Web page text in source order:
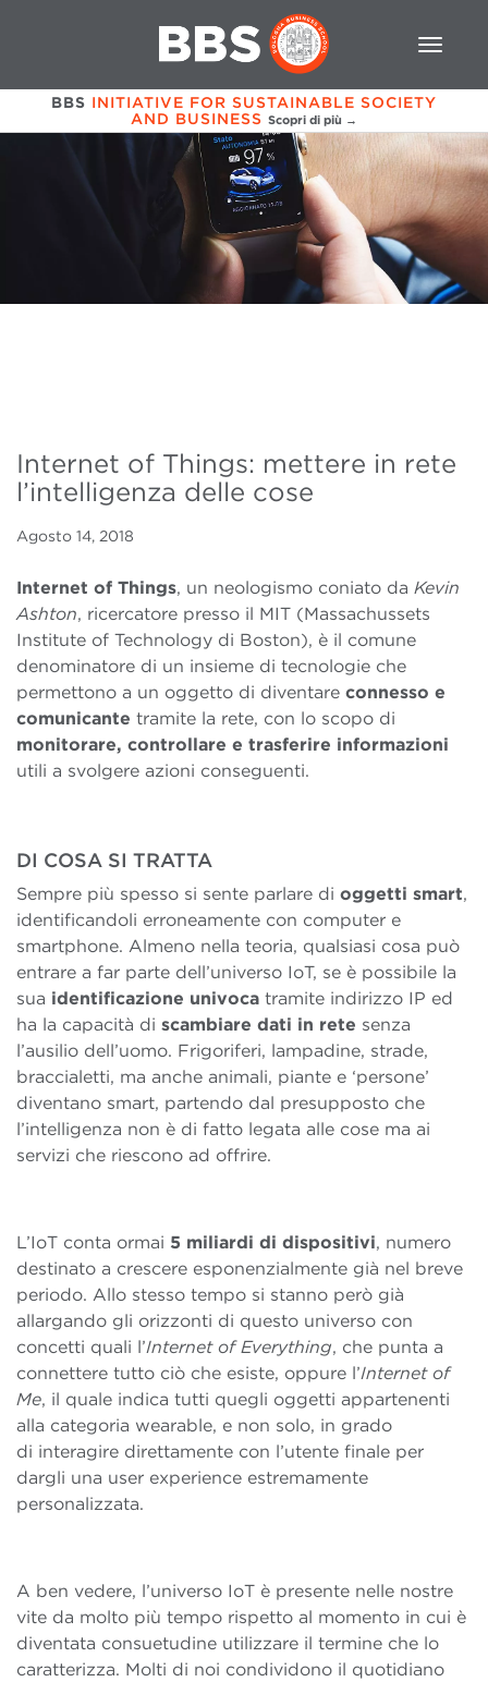
BBS INITIATIVE FOR SUSTAINABLE SOCIETY
AND BUSINESS Scopri di più →
Internet of Things: mettere in rete
l’intelligenza delle cose
Agosto 14, 2018
Internet of Things, un neologismo coniato da Kevin
Ashton, ricercatore presso il MIT (Massachussets
Institute of Technology di Boston), è il comune
denominatore di un insieme di tecnologie che
permettono a un oggetto di diventare connesso e
comunicante tramite la rete, con lo scopo di
monitorare, controllare e trasferire informazioni
utili a svolgere azioni conseguenti.
DI COSA SI TRATTA
Sempre più spesso si sente parlare di oggetti smart,
identificandoli erroneamente con computer e
smartphone. Almeno nella teoria, qualsiasi cosa può
entrare a far parte dell’universo IoT, se è possibile la
sua identificazione univoca tramite indirizzo IP ed
ha la capacità di scambiare dati in rete senza
l’ausilio dell’uomo. Frigoriferi, lampadine, strade,
braccialetti, ma anche animali, piante e ‘persone’
diventano smart, partendo dal presupposto che
l’intelligenza non è di fatto legata alle cose ma ai
servizi che riescono ad offrire.
L’IoT conta ormai 5 miliardi di dispositivi, numero
destinato a crescere esponenzialmente già nel breve
periodo. Allo stesso tempo si stanno però già
allargando gli orizzonti di questo universo con
concetti quali l’Internet of Everything, che punta a
connettere tutto ciò che esiste, oppure l’Internet of
Me, il quale indica tutti quegli oggetti appartenenti
alla categoria wearable, e non solo, in grado
di interagire direttamente con l’utente finale per
dargli una user experience estremamente
personalizzata.
A ben vedere, l’universo IoT è presente nelle nostre
vite da molto più tempo rispetto al momento in cui è
diventata consuetudine utilizzare il termine che lo
caratterizza. Molti di noi condividono il quotidiano